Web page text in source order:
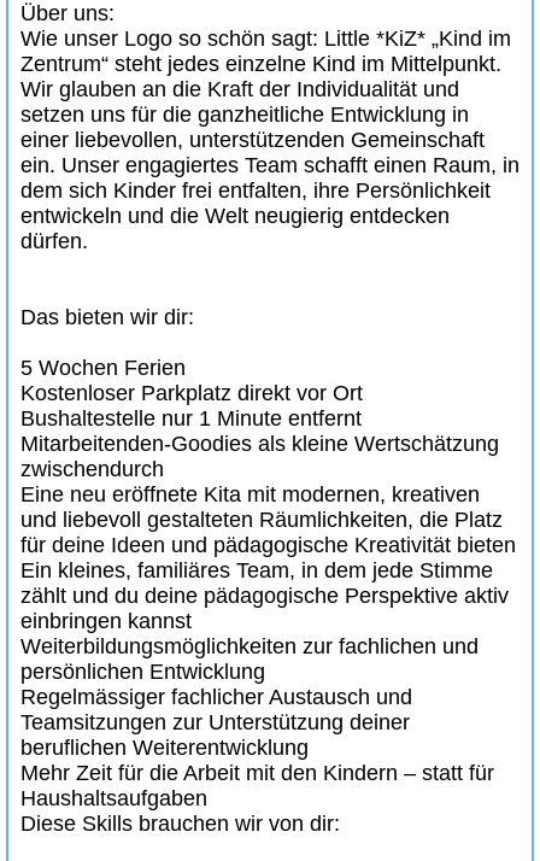
Über uns:
Wie unser Logo so schön sagt: Little *KiZ* „Kind im
Zentrum“ steht jedes einzelne Kind im Mittelpunkt.
Wir glauben an die Kraft der Individualität und
setzen uns für die ganzheitliche Entwicklung in
einer liebevollen, unterstützenden Gemeinschaft
ein. Unser engagiertes Team schafft einen Raum, in
dem sich Kinder frei entfalten, ihre Persönlichkeit
entwickeln und die Welt neugierig entdecken
dürfen.
Das bieten wir dir:
5 Wochen Ferien
Kostenloser Parkplatz direkt vor Ort
Bushaltestelle nur 1 Minute entfernt
Mitarbeitenden-Goodies als kleine Wertschätzung
zwischendurch
Eine neu eröffnete Kita mit modernen, kreativen
und liebevoll gestalteten Räumlichkeiten, die Platz
für deine Ideen und pädagogische Kreativität bieten
Ein kleines, familiäres Team, in dem jede Stimme
zählt und du deine pädagogische Perspektive aktiv
einbringen kannst
Weiterbildungsmöglichkeiten zur fachlichen und
persönlichen Entwicklung
Regelmässiger fachlicher Austausch und
Teamsitzungen zur Unterstützung deiner
beruflichen Weiterentwicklung
Mehr Zeit für die Arbeit mit den Kindern – statt für
Haushaltsaufgaben
Diese Skills brauchen wir von dir: